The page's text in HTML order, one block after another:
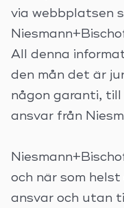
via webbplatsen
All denna
den mån det är
någon garanti,
ansvar från
och när som
ansvar och utan